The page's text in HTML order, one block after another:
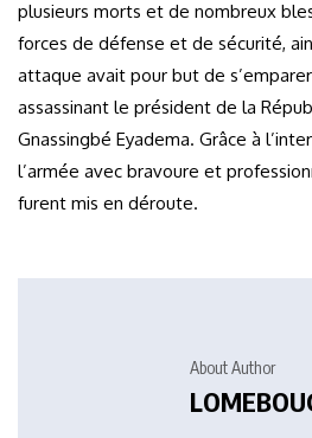
plusieurs morts et de nombreux
forces de défense et de sécurité,
attaque avait pour but de
assassinant le président de la
Gnassingbé Eyadema. Grâce à
l’armée avec bravoure et
furent mis en déroute.
About Author